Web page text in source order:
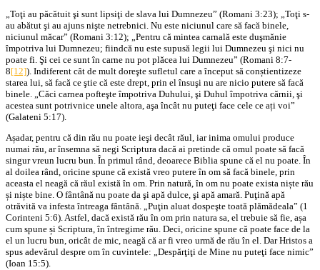
„Toţi au păcătuit şi sunt lipsiţi de slava lui Dumnezeu” (Romani 3:23); „Toţi s-
au abătut şi au ajuns nişte netrebnici. Nu este niciunul care să facă binele,
niciunul măcar” (Romani 3:12); „Pentru că mintea carnală este duşmănie
împotriva lui Dumnezeu; fiindcă nu este supusă legii lui Dumnezeu şi nici nu
poate fi. Şi cei ce sunt în carne nu pot plăcea lui Dumnezeu” (Romani 8:7-
8[12]). Indiferent cât de mult doreşte sufletul care a început să conștientizeze
starea lui, să facă ce ştie că este drept, prin el însuşi nu are nicio putere să facă
binele. „Căci carnea pofteşte împotriva Duhului, şi Duhul împotriva cărnii, şi
acestea sunt potrivnice unele altora, aşa încât nu puteţi face cele ce ați voi”
(Galateni 5:17).
Așadar, pentru că din rău nu poate ieşi decât răul, iar inima omului produce
numai rău, ar însemna să negi Scriptura dacă ai pretinde că omul poate să facă
singur vreun lucru bun. În primul rând, deoarece Biblia spune că el nu poate. În
al doilea rând, oricine spune că există vreo putere în om să facă binele, prin
aceasta el neagă că răul există în om. Prin natură, în om nu poate exista niște rău
și niște bine. O fântână nu poate da şi apă dulce, şi apă amară. Puţină apă
otrăvită va infesta întreaga fântână. „Puţin aluat dospeşte toată plămădeala” (1
Corinteni 5:6). Astfel, dacă există rău în om prin natura sa, el trebuie să fie, așa
cum spune și Scriptura, în întregime rău. Deci, oricine spune că poate face de la
el un lucru bun, oricât de mic, neagă că ar fi vreo urmă de rău în el. Dar Hristos a
spus adevărul despre om în cuvintele: „Despărţiţi de Mine nu puteţi face nimic”
(Ioan 15:5).